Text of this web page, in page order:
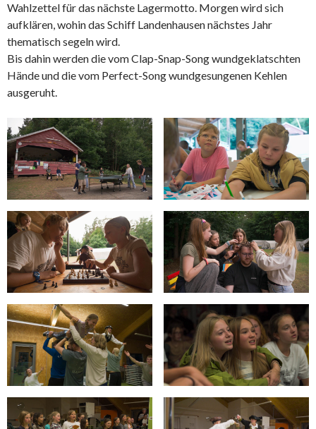
Wahlzettel für das nächste Lagermotto. Morgen wird sich
aufklären, wohin das Schiff Landenhausen nächstes Jahr
thematisch segeln wird.
Bis dahin werden die vom Clap-Snap-Song wundgeklatschten
Hände und die vom Perfect-Song wundgesungenen Kehlen
ausgeruht.